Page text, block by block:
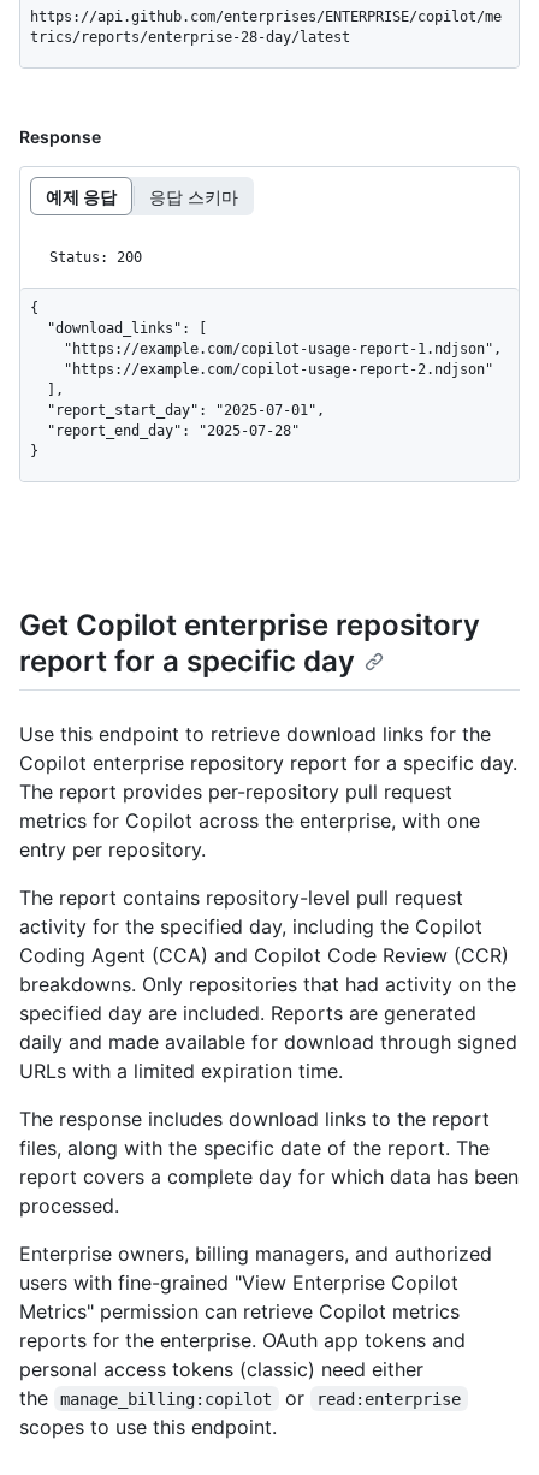
https://api.github.com/enterprises/ENTERPRISE/copilot/me
trics/reports/enterprise-28-day/latest
Response
예제 응답 응답 스키마
Status: 200
{
}
Get Copilot enterprise repository
report for a specific day
Use this endpoint to retrieve download links for the
Copilot enterprise repository report for a specific day.
The report provides per-repository pull request
metrics for Copilot across the enterprise, with one
entry per repository.
The report contains repository-level pull request
activity for the specified day, including the Copilot
Coding Agent (CCA) and Copilot Code Review (CCR)
breakdowns. Only repositories that had activity on the
specified day are included. Reports are generated
daily and made available for download through signed
URLs with a limited expiration time.
The response includes download links to the report
files, along with the specific date of the report. The
report covers a complete day for which data has been
processed.
Enterprise owners, billing managers, and authorized
users with fine-grained "View Enterprise Copilot
Metrics" permission can retrieve Copilot metrics
reports for the enterprise. OAuth app tokens and
personal access tokens (classic) need either
the
manage_billing:copilot or read:enterprise
scopes to use this endpoint.